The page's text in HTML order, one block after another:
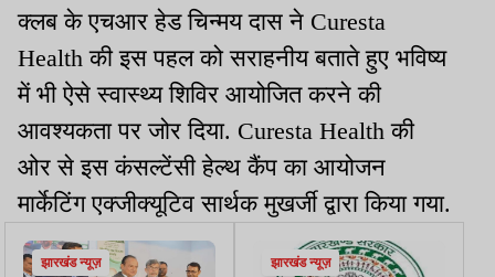
क्लब के एचआर हेड चिन्मय दास ने Curesta
Health की इस पहल को सराहनीय बताते हुए भविष्य
में भी ऐसे स्वास्थ्य शिविर आयोजित करने की
आवश्यकता पर जोर दिया. Curesta Health की
ओर से इस कंसल्टेंसी हेल्थ कैंप का आयोजन
मार्केटिंग एक्जीक्यूटिव सार्थक मुखर्जी द्वारा किया गया.
झारखंड न्यूज़ झारखंड न्यूज़